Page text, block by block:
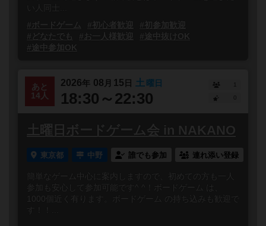
い人同士...
#ボードゲーム
#初心者歓迎
#初参加歓迎
#どなたでも
#お一人様歓迎
#途中抜けOK
#途中参加OK
あと
14人
2026年 08 月 15 日 土 曜日
18:30～22:30
1
土曜日ボードゲーム会 in NAKANO
東京都 中野 誰でも参加 連れ添い登録
簡単なゲーム中心に案内しますので、初めての方も一人
参加も安心して参加可能です^ ^！ボードゲーム は、
1000個近く有ります。ボードゲーム の持ち込みも歓迎で